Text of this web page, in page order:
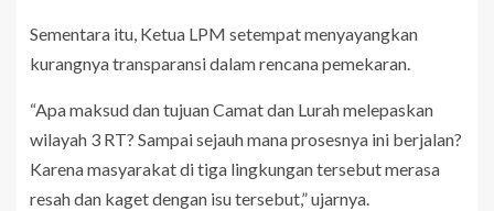
Sementara itu, Ketua LPM setempat menyayangkan
kurangnya transparansi dalam rencana pemekaran.
“Apa maksud dan tujuan Camat dan Lurah melepaskan
wilayah 3 RT? Sampai sejauh mana prosesnya ini berjalan?
Karena masyarakat di tiga lingkungan tersebut merasa
resah dan kaget dengan isu tersebut,” ujarnya.